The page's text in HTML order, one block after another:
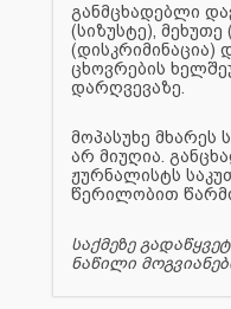
განმცხადებლი
(სიზუსტე),
(დისკრიმინაცია)
ცხოვრების
დარღვევაზე.
მოპასუხე მხარეს
არ მიუღია.
ჟურნალისტს
წერილობით
საქმეზე
ნაწილი